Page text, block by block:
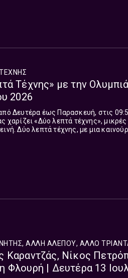
Τέχνης» με την
2026
Δευτέρα έως Παρασκευή, στις
χαρίζει «Δύο λεπτά τέχνης»,
Δύο λεπτά τέχνης, με μια
ΑΛΛΗ ΑΛΕΠΟΥ, ΑΛΛΟ
Καραντζάς, Νίκος
Φλουρή | Δευτέρα 13